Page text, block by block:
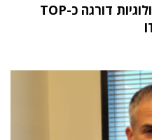
מחקר STKI השנתי: וואן טכנולוגיות דורגה כ-TOP